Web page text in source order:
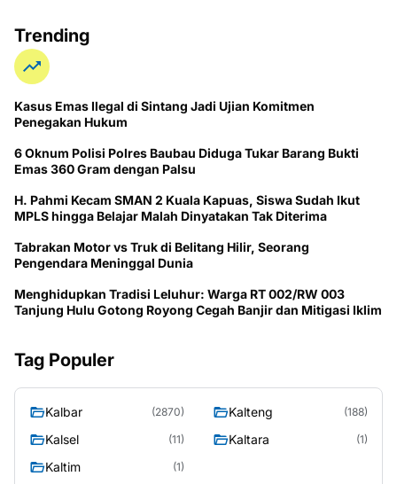
Trending
Kasus Emas Ilegal di Sintang Jadi Ujian Komitmen
Penegakan Hukum
6 Oknum Polisi Polres Baubau Diduga Tukar Barang Bukti
Emas 360 Gram dengan Palsu
H. Pahmi Kecam SMAN 2 Kuala Kapuas, Siswa Sudah Ikut
MPLS hingga Belajar Malah Dinyatakan Tak Diterima
Tabrakan Motor vs Truk di Belitang Hilir, Seorang
Pengendara Meninggal Dunia
Menghidupkan Tradisi Leluhur: Warga RT 002/RW 003
Tanjung Hulu Gotong Royong Cegah Banjir dan Mitigasi Iklim
Tag Populer
Kalbar (2870) Kalteng (188)
Kalsel (11) Kaltara (1)
Kaltim (1)